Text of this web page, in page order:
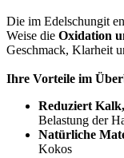
Die im Edelschungit
Weise die Oxidation
Geschmack, Klarheit
Ihre Vorteile im
Reduziert
Belastung der
Natürliche
Kokos